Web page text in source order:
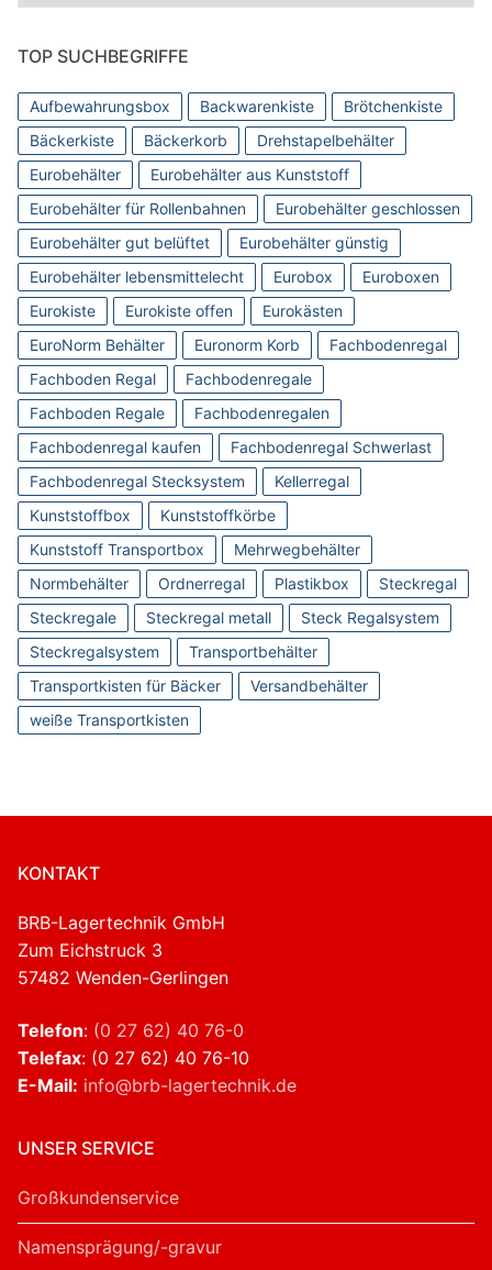
TOP SUCHBEGRIFFE
Aufbewahrungsbox Backwarenkiste
Brötchenkiste
Bäckerkiste
Bäckerkorb
Drehstapelbehälter
Eurobehälter
Eurobehälter aus Kunststoff
Eurobehälter für Rollenbahnen
Eurobehälter geschlossen
Eurobehälter gut belüftet
Eurobehälter günstig
Eurobehälter lebensmittelecht
Eurobox
Euroboxen
Eurokiste
Eurokiste offen
Eurokästen
EuroNorm Behälter
Euronorm Korb
Fachbodenregal
Fachboden Regal
Fachbodenregale
Fachboden Regale
Fachbodenregalen
Fachbodenregal kaufen
Fachbodenregal Schwerlast
Fachbodenregal Stecksystem
Kellerregal
Kunststoffbox
Kunststoffkörbe
Kunststoff Transportbox
Mehrwegbehälter
Normbehälter
Ordnerregal Plastikbox
Steckregal
Steckregale
Steckregal metall
Steck Regalsystem
Steckregalsystem
Transportbehälter
Transportkisten für Bäcker
Versandbehälter
weiße Transportkisten
KONTAKT
BRB-Lagertechnik GmbH
Zum Eichstruck 3
57482 Wenden-Gerlingen
Telefon: (0 27 62) 40 76-0
Telefax: (0 27 62) 40 76-10
E-Mail: info@brb-lagertechnik.de
UNSER SERVICE
Großkundenservice
Namensprägung/-gravur